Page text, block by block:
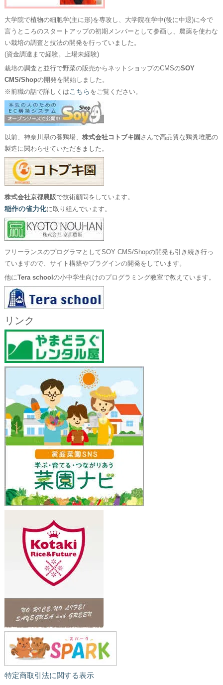
大学院で植物の細胞学(主に形)を専攻し、大学院在学中(後に中退)に今で
言うところのスタートアップの初期メンバーとして参画し、農薬を使わな
い栽培の調査と技法の開発を行っていました。
(資金調達まで経験。上場未経験)
栽培の調査と並行で野菜の販売からネットショップのCMSのSOY
CMS/Shopの開発を開始しました。
※前職の話で詳しくは こちら をご覧ください。
以前、神奈川県の養鶏場、 株式会社コトブキ園 さんで高品質な鶏糞堆肥の
製造に関わらせていただきました。
株式会社京都農販で技術顧問をしています。
稲作の省力化に取り組んでいます。
フリーランスのプログラマとしてSOY CMS/Shopの開発も引き続き行っ
ていますので、サイト構築やプラグインの開発をしています。
他にTera school の小中学生向けのプログラミング教室で教えています。
リンク
特定商取引法に関する表示